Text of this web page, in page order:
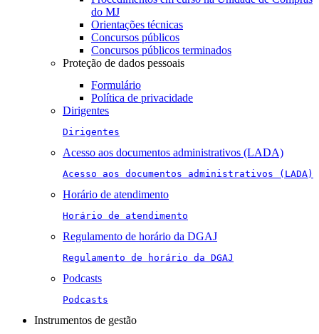
do MJ
Orientações técnicas
Concursos públicos
Concursos públicos terminados
Proteção de dados pessoais
Formulário
Política de privacidade
Dirigentes
Dirigentes
Acesso aos documentos administrativos (LADA)
Acesso aos documentos administrativos (LADA)
Horário de atendimento
Horário de atendimento
Regulamento de horário da DGAJ
Regulamento de horário da DGAJ
Podcasts
Podcasts
Instrumentos de gestão